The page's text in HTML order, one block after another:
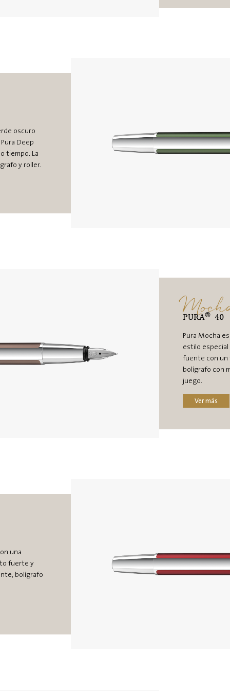
oscuro
Deep
tiempo. La
y roller.
PURA®40
Pura Mocha
estilo especial
fuente con un
bolígrafo con
juego.
Ver más
una
fuerte y
bolígrafo